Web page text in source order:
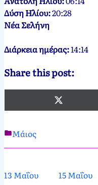
Δύση Ηλίου:20:28
Νέα Σελήνη
Διάρκεια ημέρας:14:14
Share this post:
X
(Twitter)
Νεκτάριος
14
20124
Ιουνίου,
Μάιος
13 Μαΐου 15 Μαΐου